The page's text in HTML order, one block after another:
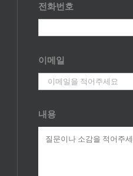
전화번호
이메일
내용